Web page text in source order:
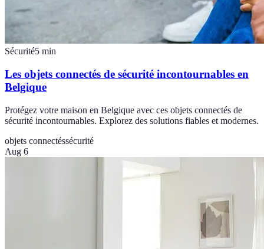
Sécurité5 min
Les objets connectés de sécurité incontournables en
Belgique
Protégez votre maison en Belgique avec ces objets connectés de
sécurité incontournables. Explorez des solutions fiables et modernes.
objets connectéssécurité
Aug 6